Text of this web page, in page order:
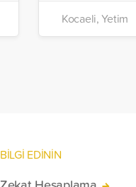
kullanılacak.
Kocaeli, Yetim
BİLGİ EDİNİN